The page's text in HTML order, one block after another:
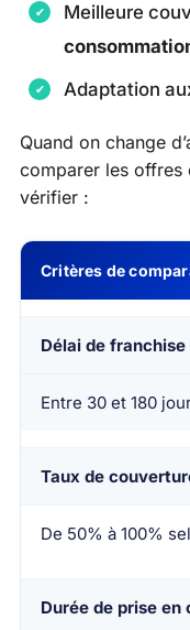
Meilleure
Adaptation
Quand on change
comparer les offres
vérifier :
Critères de
Délai de franchise
Entre 30 et 180
Taux de
De 50% à 100%
Durée de prise en